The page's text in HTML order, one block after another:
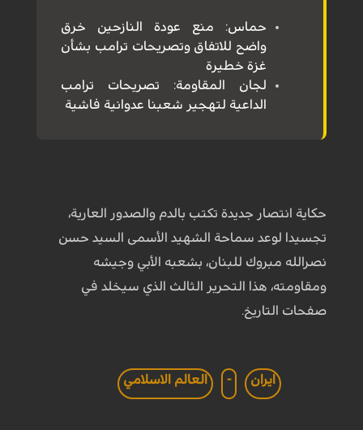
حماس: منع عودة النازحين خرق
واضح للاتفاق وتصريحات ترامب بشأن
غزة خطيرة
لجان المقاومة: تصريحات ترامب
الداعية لتهجير شعبنا عدوانية فاشية
حكاية انتصار جديدة تكتب بالدم والصدور العارية،
تجسيدا لوعد سماحة الشهيد الأسمى السيد حسن
نصرالله مبروك للبنان، بشعبه الأبي وجيشه
ومقاومته، هذا التحرير الثالث الذي سيخلد في
صفحات التاريخ.
ايران - العالم الاسلامي